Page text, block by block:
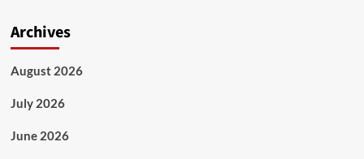
Archives
August 2026
July 2026
June 2026